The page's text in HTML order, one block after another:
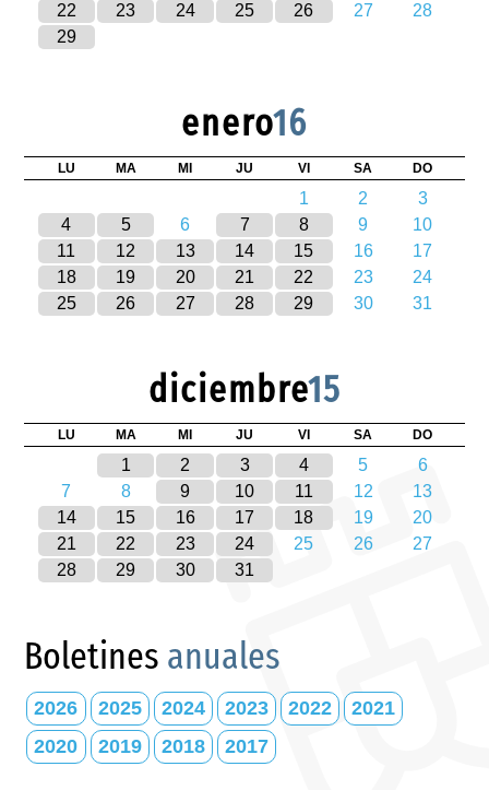
22
23 24 25 26 27
28
29
enero16
LU MA MI JU VI SA DO
1 2
3
4
5 6 7 8 9
10
11
12 13 14 15 16
17
18
19 20 21 22 23
24
25
26 27 28 29 30 31
diciembre15
LU MA MI JU VI SA DO
1 2 3 4 5
6
7
8 9 10 11 12
13
14
15 16 17 18 19
20
21
22 23 24 25 26
27
28
29 30 31
Boletines anuales
2026 2025 2024 2023 2022
2021
2020
2019 2018 2017